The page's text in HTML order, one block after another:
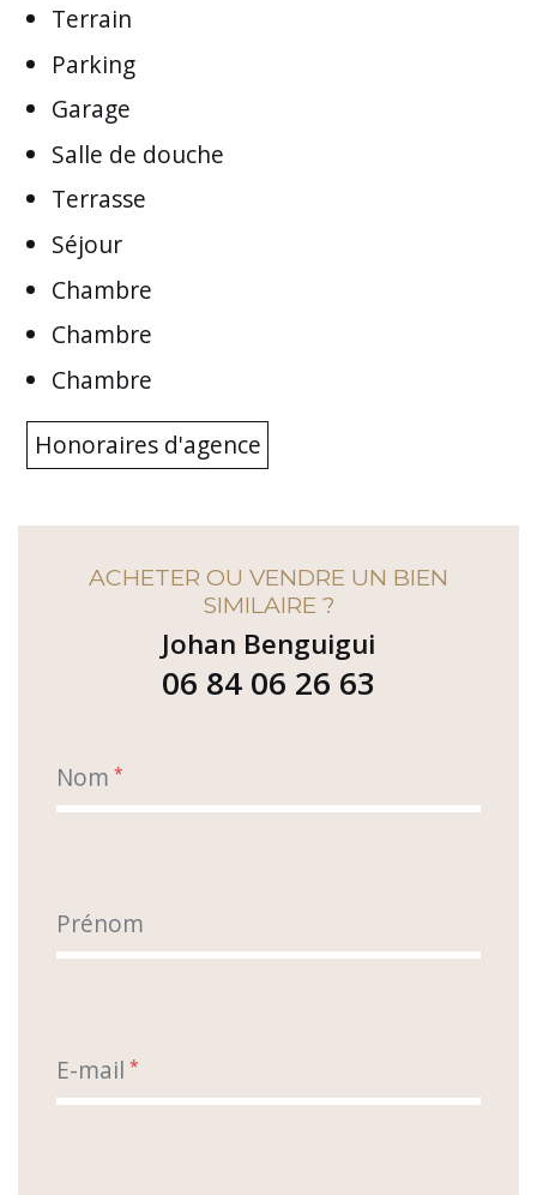
Terrain
Parking
Garage
Salle de douche
Terrasse
Séjour
Chambre
Chambre
Chambre
Honoraires d'agence
ACHETER OU VENDRE UN BIEN
SIMILAIRE ?
Johan Benguigui
06 84 06 26 63
Nom *
Prénom
E-mail *